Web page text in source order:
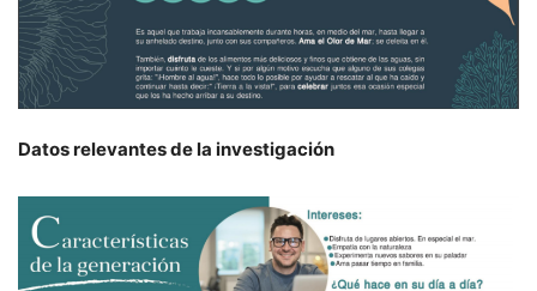
Datos relevantes de la investigación